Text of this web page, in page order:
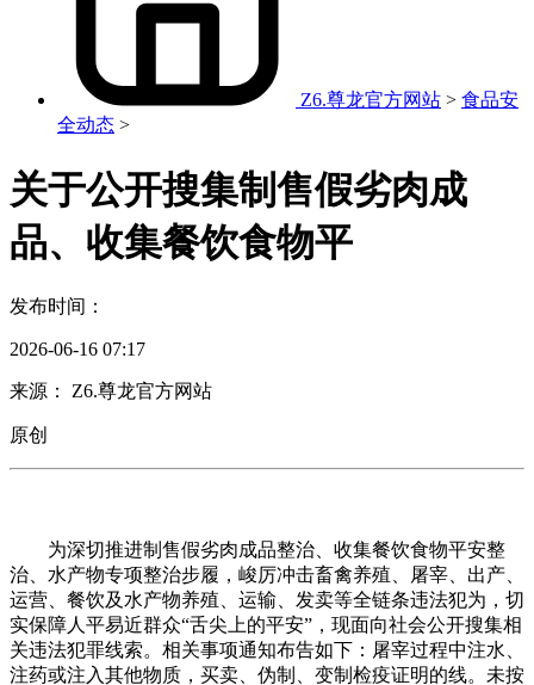
Z6.尊龙官方网站 > 食品安
全动态 >
关于公开搜集制售假劣肉成
品、收集餐饮食物平
发布时间：
2026-06-16 07:17
来源： Z6.尊龙官方网站
原创
为深切推进制售假劣肉成品整治、收集餐饮食物平安整
治、水产物专项整治步履，峻厉冲击畜禽养殖、屠宰、出产、
运营、餐饮及水产物养殖、运输、发卖等全链条违法犯为，切
实保障人平易近群众“舌尖上的平安”，现面向社会公开搜集相
关违法犯罪线索。相关事项通知布告如下：屠宰过程中注水、
注药或注入其他物质，买卖、伪制、变制检疫证明的线。未按